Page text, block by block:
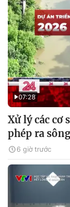
07:28
Xử lý các cơ
phép ra
6 giờ trước